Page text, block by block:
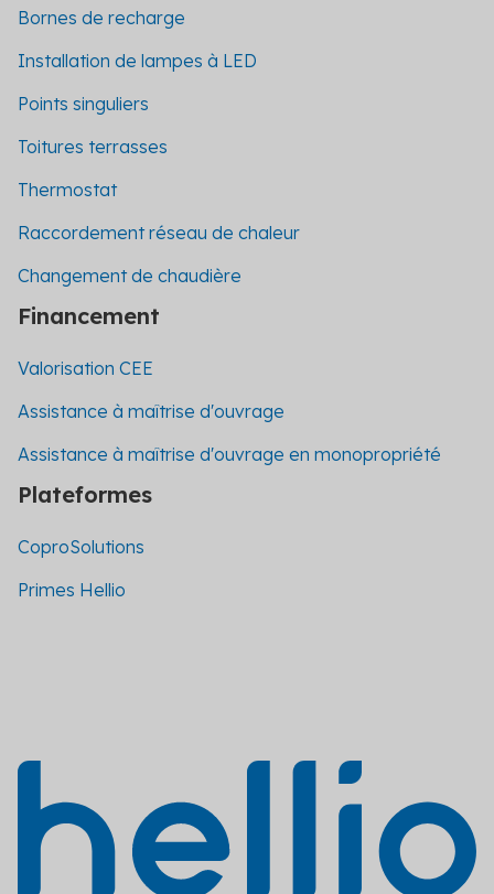
Bornes de recharge
Installation de lampes à LED
Points singuliers
Toitures terrasses
Thermostat
Raccordement réseau de chaleur
Changement de chaudière
Financement
Valorisation CEE
Assistance à maîtrise d'ouvrage
Assistance à maîtrise d'ouvrage en monopropriété
Plateformes
CoproSolutions
Primes Hellio